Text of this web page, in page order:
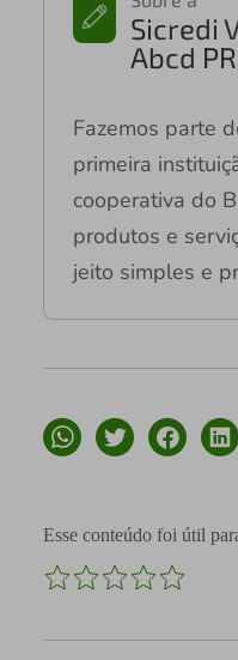
Sicredi
Abcd
Fazemos parte
primeira
cooperativa do
produtos e
jeito simples e
Esse conteúdo foi útil